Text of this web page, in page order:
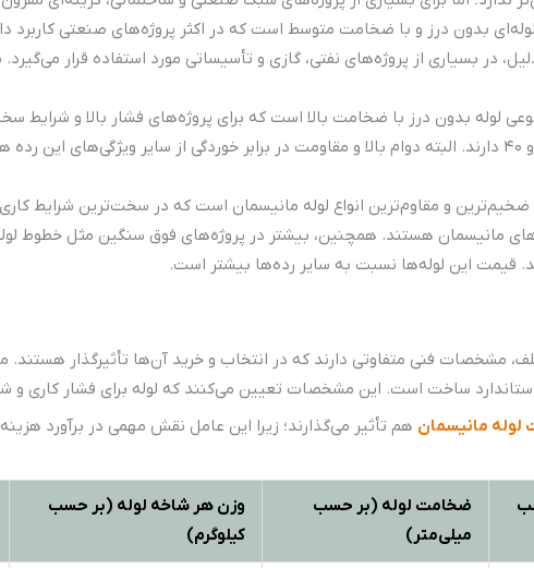
بدون درز و با ضخامت متوسط است که در اکثر پروژه‌های صنعتی کاربرد
در بسیاری از پروژه‌های نفتی، گازی و تأسیساتی مورد استفاده قرار می‌گیرد.
تحمل فشار و دمای کم‌تری نسبت به رده‌های 20 و 40 دارند. البته دوام بالا و مقاومت در برابر خوردگی از
مانیسمان رده ۱۶۰، ضخیم‌ترین و مقاوم‌ترین انواع لوله مانیسمان است که در سخت‌ترین
مانیسمان هستند. همچنین، بیشتر در پروژه‌های فوق سنگین مثل خطوط
قیمت این لوله‌ها نسبت به سایر رده‌ها بیشتر است.
مشخصات فنی متفاوتی دارند که در انتخاب و خرید آن‌ها تأثیرگذار
ساخت است. این مشخصات تعیین می‌کنند که لوله برای فشار کاری و
لوله مانیسمان هم تأثیر می‌گذارند؛ زیرا این عامل نقش مهمی در برآورد
ضخامت لوله (بر حسب
میلی‌متر)
وزن هر شاخه لوله (بر حسب
کیلوگرم)